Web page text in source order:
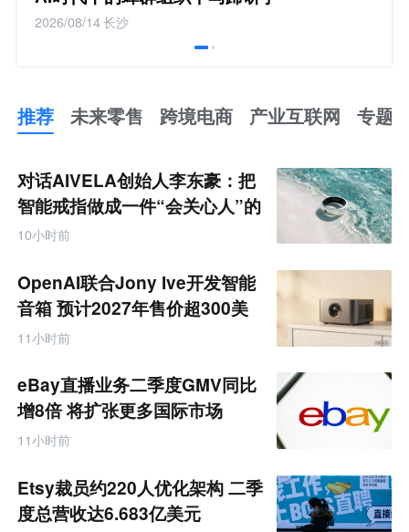
2026/08/14长沙
推荐 未来零售 跨境电商 产业互联网 专题
来
零
售
跨
境
产
业
互
联
网
对话AIVELA创始人李东豪：把
智能戒指做成一件“会关心人”的
饰品
10小时前
OpenAI联合Jony Ive开发智能
音箱 预计2027年售价超300美
元
11小时前
eBay直播业务二季度GMV同比
增8倍 将扩张更多国际市场
11小时前
Etsy裁员约220人优化架构 二季
度总营收达6.683亿美元